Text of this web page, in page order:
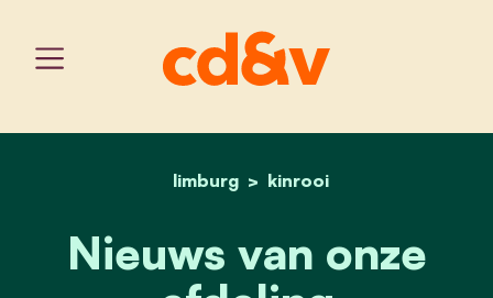
home
limburg kinrooi
kinrooi nieuws
Nieuws van onze